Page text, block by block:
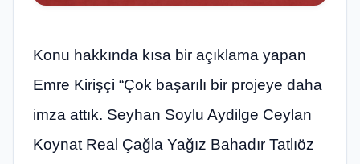
Konu hakkında kısa bir açıklama yapan
Emre Kirişçi “Çok başarılı bir projeye daha
imza attık. Seyhan Soylu Aydilge Ceylan
Koynat Real Çağla Yağız Bahadır Tatlıöz